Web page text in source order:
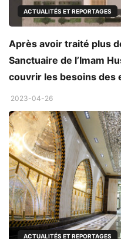
ACTUALITÉS ET REPORTAGES
Après avoir traité plus
Sanctuaire de l’Imam
couvrir les besoins des
2023-04-26
ACTUALITÉS ET REPORTAGES